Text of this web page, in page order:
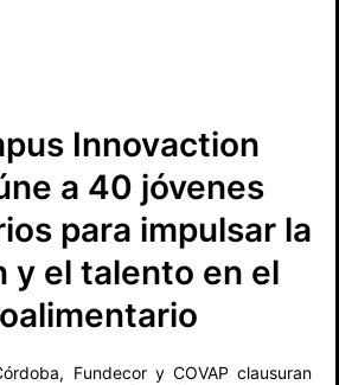
Innovaction
a 40 jóvenes
para impulsar la
y el talento en el
Fundecor y COVAP clausuran